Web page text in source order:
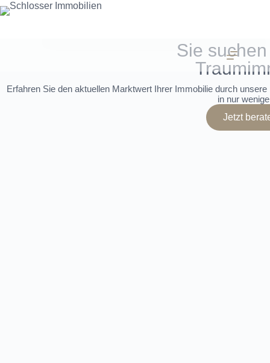
Sie
Erfahren Sie den aktuellen Marktwert Ihrer Immobilie durch
in nur
Jetzt